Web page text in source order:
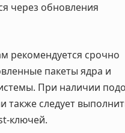
через обновления
рекомендуется срочно
пакеты ядра и
При наличии
также следует
ключей.